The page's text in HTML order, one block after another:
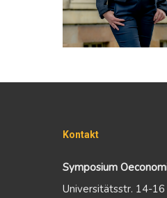
Kontakt
Symposium
Universitätsstr. 14-16